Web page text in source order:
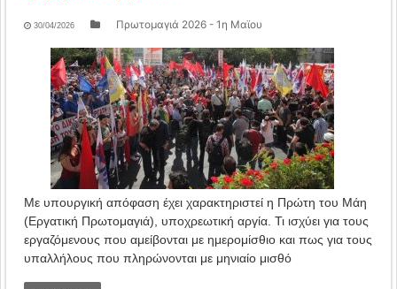
30/04/2026 Πρωτομαγιά 2026 - 1η Μαϊου
Με υπουργική απόφαση έχει χαρακτηριστεί η Πρώτη του Μάη
(Εργατική Πρωτομαγιά), υποχρεωτική αργία. Τι ισχύει για τους
εργαζόμενους που αμείβονται με ημερομίσθιο και πως για τους
υπαλλήλους που πληρώνονται με μηνιαίο μισθό